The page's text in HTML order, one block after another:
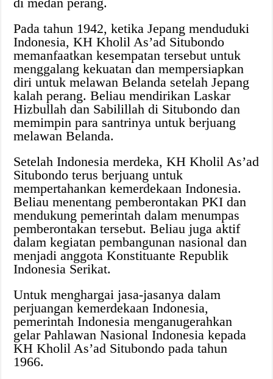
Pada tahun 1942, ketika Jepang menduduki
Indonesia, KH Kholil As’ad Situbondo
memanfaatkan kesempatan tersebut untuk
menggalang kekuatan dan mempersiapkan
diri untuk melawan Belanda setelah Jepang
kalah perang. Beliau mendirikan Laskar
Hizbullah dan Sabilillah di Situbondo dan
memimpin para santrinya untuk berjuang
melawan Belanda.
Setelah Indonesia merdeka, KH Kholil As’ad
Situbondo terus berjuang untuk
mempertahankan kemerdekaan Indonesia.
Beliau menentang pemberontakan PKI dan
mendukung pemerintah dalam menumpas
pemberontakan tersebut. Beliau juga aktif
dalam kegiatan pembangunan nasional dan
menjadi anggota Konstituante Republik
Indonesia Serikat.
Untuk menghargai jasa-jasanya dalam
perjuangan kemerdekaan Indonesia,
pemerintah Indonesia menganugerahkan
gelar Pahlawan Nasional Indonesia kepada
KH Kholil As’ad Situbondo pada tahun
1966.